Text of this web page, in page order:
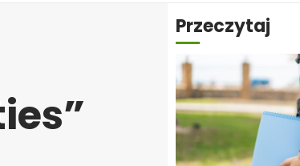
Przeczytaj